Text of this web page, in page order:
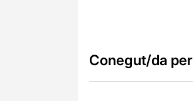
Conegut/da per